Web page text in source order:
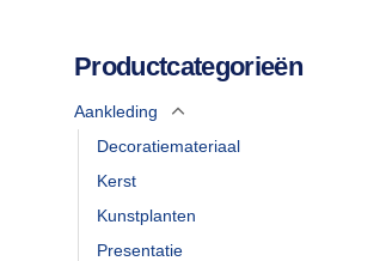
Productcategorieën
Aankleding
Decoratiemateriaal
Kerst
Kunstplanten
Presentatie